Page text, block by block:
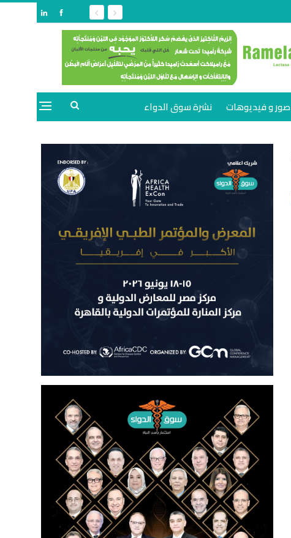
صور و فيديوهات نشرة سوق الدواء